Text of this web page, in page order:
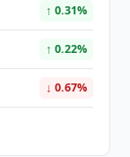
↑ 0.31%
↑ 0.22%
↓ 0.67%